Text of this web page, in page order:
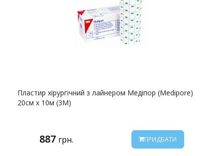
Пластир хірургічний з лайнером Медіпор (Medipore)
20см х 10м (3М)
887 грн. ПРИДБАТИ